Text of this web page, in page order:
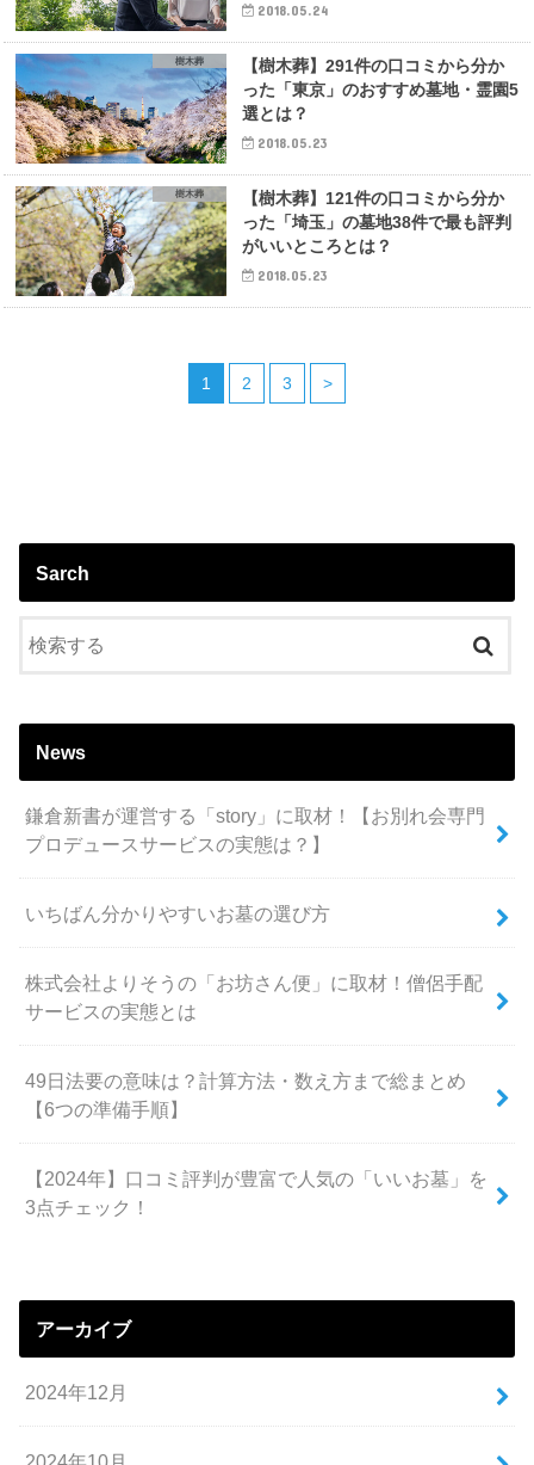
2018.05.24
樹木葬
【樹木葬】291件の口コミから分か
った「東京」のおすすめ墓地・霊園5
選とは？
2018.05.23
樹木葬
【樹木葬】121件の口コミから分か
った「埼玉」の墓地38件で最も評判
がいいところとは？
2018.05.23
1 2 3 >
Sarch
News
鎌倉新書が運営する「story」に取材！【お別れ会専門
プロデュースサービスの実態は？】
いちばん分かりやすいお墓の選び方
株式会社よりそうの「お坊さん便」に取材！僧侶手配
サービスの実態とは
49日法要の意味は？計算方法・数え方まで総まとめ
【6つの準備手順】
【2024年】口コミ評判が豊富で人気の「いいお墓」を
3点チェック！
アーカイブ
2024年12月